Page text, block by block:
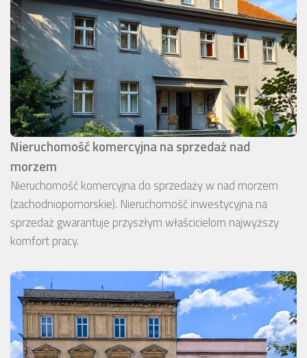
Nieruchomość komercyjna na sprzedaż nad
morzem
Nieruchomość komercyjna do sprzedaży w nad morzem
(zachodniopomorskie). Nieruchomość inwestycyjna na
sprzedaż gwarantuje przyszłym właścicielom najwyższy
komfort pracy.